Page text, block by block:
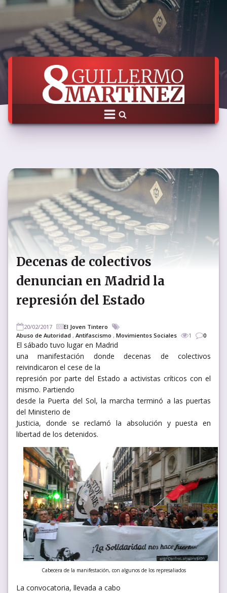
Decenas de colectivos
denuncian en Madrid la
represión del Estado
20/02/2017
El Joven Tintero
Abuso de Autoridad , Antifascismo , Movimientos Sociales 1 0
El sábado tuvo lugar en Madrid
una manifestación donde decenas de colectivos
reivindicaron el cese de la
represión por parte del Estado a activistas críticos con el
mismo. Partiendo
desde la Puerta del Sol, la marcha terminó a las puertas
del Ministerio de
Justicia, donde se reclamó la absolución y puesta en
libertad de los detenidos.
Cabecera de la manifestación, con algunos de los represaliados
La convocatoria, llevada a cabo